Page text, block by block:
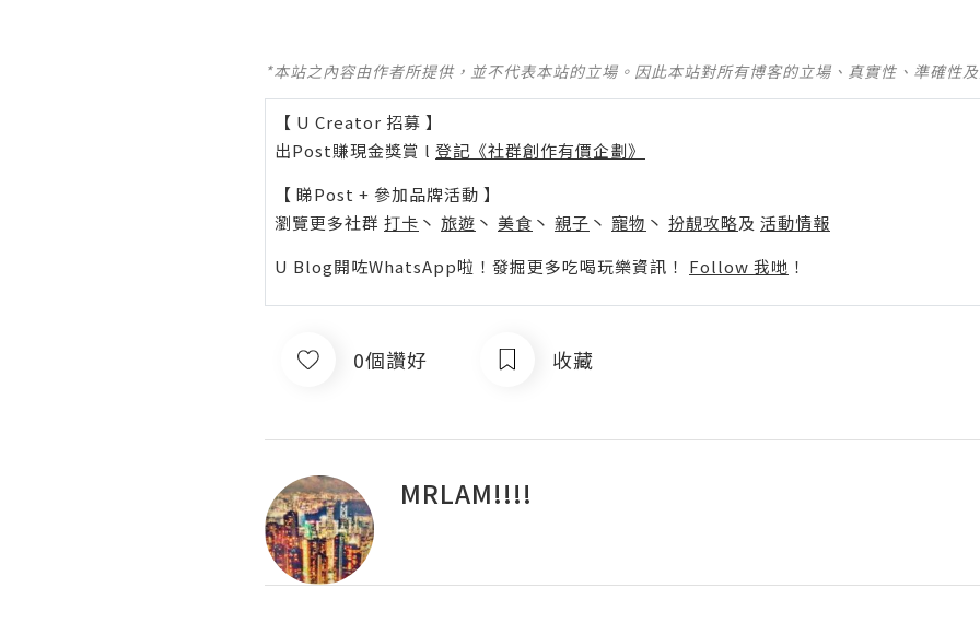
*本站之內容由作者所提供，並不代表本站的立場。因此本站對所有博客的立場、真實性、準確性
【 U Creator 招募 】
出Post賺現金獎賞 l 登記《社群創作有價企劃》
【 睇Post + 參加品牌活動 】
瀏覽更多社群 打卡 丶 旅遊 丶 美食 丶 親子 丶 寵物 丶 扮靚攻略及 活動情報
U Blog開咗WhatsApp啦！發掘更多吃喝玩樂資訊！ Follow 我哋 ！
0個讚好 收藏
MRLAM!!!!